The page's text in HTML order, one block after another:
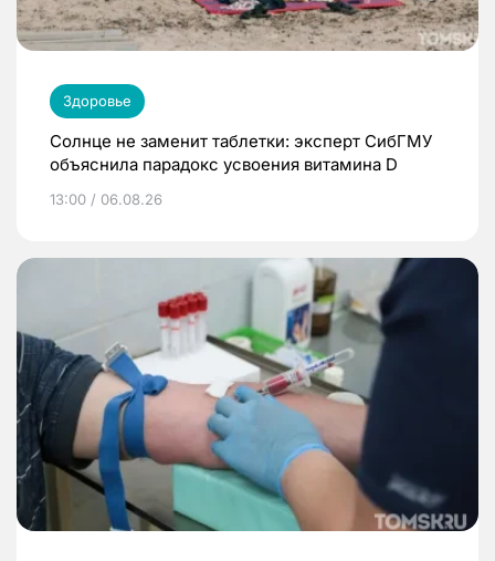
Здоровье
Солнце не заменит таблетки: эксперт СибГМУ
объяснила парадокс усвоения витамина D
13:00 / 06.08.26